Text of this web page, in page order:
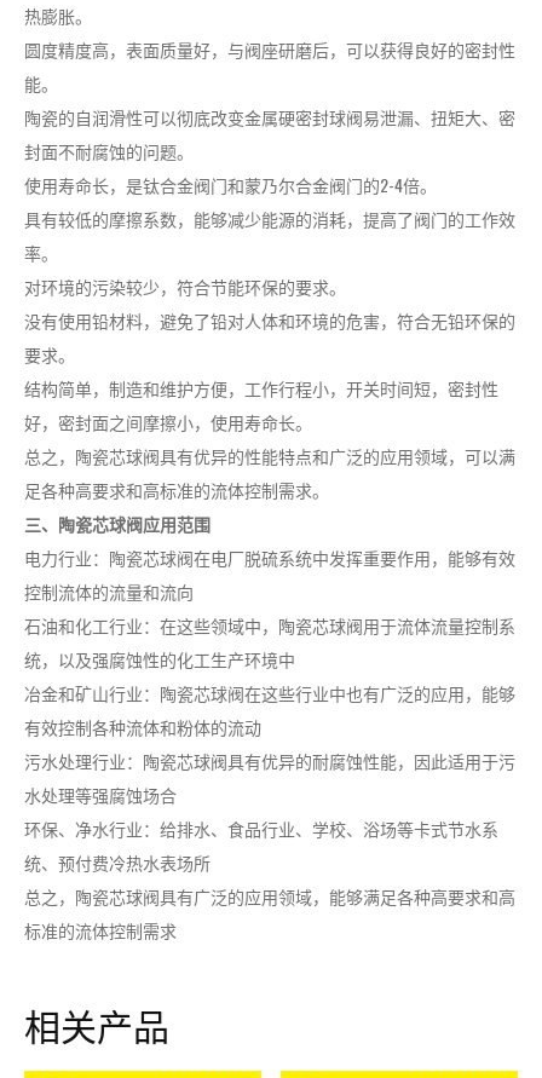
热膨胀。
圆度精度高，表面质量好，与阀座研磨后，可以获得良好的密封性
能。
陶瓷的自润滑性可以彻底改变金属硬密封球阀易泄漏、扭矩大、密
封面不耐腐蚀的问题。
使用寿命长，是钛合金阀门和蒙乃尔合金阀门的2-4倍。
具有较低的摩擦系数，能够减少能源的消耗，提高了阀门的工作效
率。
对环境的污染较少，符合节能环保的要求。
没有使用铅材料，避免了铅对人体和环境的危害，符合无铅环保的
要求。
结构简单，制造和维护方便，工作行程小，开关时间短，密封性
好，密封面之间摩擦小，使用寿命长。
总之，陶瓷芯球阀具有优异的性能特点和广泛的应用领域，可以满
足各种高要求和高标准的流体控制需求。
三、陶瓷芯球阀应用范围
电力行业：陶瓷芯球阀在电厂脱硫系统中发挥重要作用，能够有效
控制流体的流量和流向
石油和化工行业：在这些领域中，陶瓷芯球阀用于流体流量控制系
统，以及强腐蚀性的化工生产环境中
冶金和矿山行业：陶瓷芯球阀在这些行业中也有广泛的应用，能够
有效控制各种流体和粉体的流动
污水处理行业：陶瓷芯球阀具有优异的耐腐蚀性能，因此适用于污
水处理等强腐蚀场合
环保、净水行业：给排水、食品行业、学校、浴场等卡式节水系
统、预付费冷热水表场所
总之，陶瓷芯球阀具有广泛的应用领域，能够满足各种高要求和高
标准的流体控制需求
相关产品